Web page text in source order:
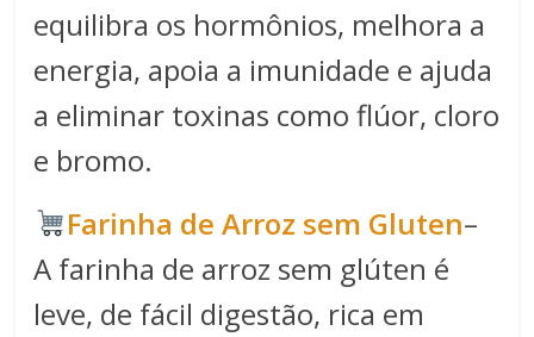
equilibra os hormônios, melhora a
energia, apoia a imunidade e ajuda
a eliminar toxinas como flúor, cloro
e bromo.
Farinha de Arroz sem Gluten–
A farinha de arroz sem glúten é
leve, de fácil digestão, rica em